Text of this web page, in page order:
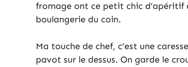
fromage ont ce petit chic d’apéritif
boulangerie du coin.
Ma touche de chef, c’est une
pavot sur le dessus. On garde le